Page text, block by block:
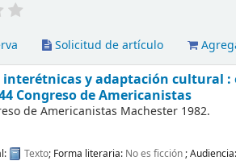
Solicitud de artículo
interétnicas y adaptación cultural
Congreso de Americanistas
de Americanistas Machester 1982.
Texto; Forma literaria: No es ficción; Audiencia: